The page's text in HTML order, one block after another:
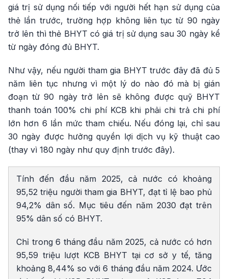
giá trị sử dụng nối tiếp với người hết hạn sử dụng của
thẻ lần trước, trường hợp không liên tục từ 90 ngày
trở lên thì thẻ BHYT có giá trị sử dụng sau 30 ngày kể
từ ngày đóng đủ BHYT.
Như vậy, nếu người tham gia BHYT trước đây đã đủ 5
năm liên tục nhưng vì một lý do nào đó mà bị gián
đoạn từ 90 ngày trở lên sẽ không được quỹ BHYT
thanh toán 100% chi phí KCB khi phải chi trả chi phí
lớn hơn 6 lần mức tham chiếu. Nếu đóng lại, chỉ sau
30 ngày được hưởng quyền lợi dịch vụ kỹ thuật cao
(thay vì 180 ngày như quy định trước đây).
Tính đến đầu năm 2025, cả nước có khoảng
95,52 triệu người tham gia BHYT, đạt tỉ lệ bao phủ
94,2% dân số. Mục tiêu đến năm 2030 đạt trên
95% dân số có BHYT.
Chỉ trong 6 tháng đầu năm 2025, cả nước có hơn
95,59 triệu lượt KCB BHYT tại cơ sở y tế, tăng
khoảng 8,44% so với 6 tháng đầu năm 2024. Ước